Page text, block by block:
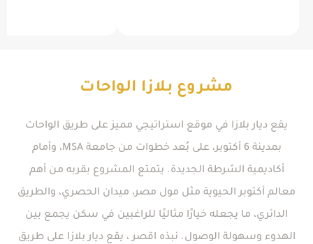
مشروع بلازا الواحات
يقع ديار بلازا في موقع استراتيجي مميز على طريق الواحات
بمدينة 6 أكتوبر، على بُعد خطوات من جامعة MSA، وأمام
أكاديمية الشرطة الجديدة. يتمتع المشروع بقربه من أهم
معالم أكتوبر الحيوية مثل مول مصر، ميدان الحصري، والطريق
الدائري، ما يجعله خيارًا مثاليًا للراغبين في سكن يجمع بين
الهدوء وسهولة الوصول. نبذه اقصر ، يقع ديار بلازا على طريق